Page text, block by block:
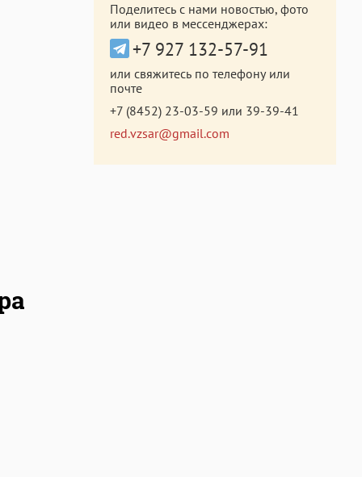
Поделитесь с нами новостью, фото
или видео в мессенджерах:
+7 927 132-57-91
или свяжитесь по телефону или
почте
+7 (8452) 23-03-59 или 39-39-41
red.vzsar@gmail.com